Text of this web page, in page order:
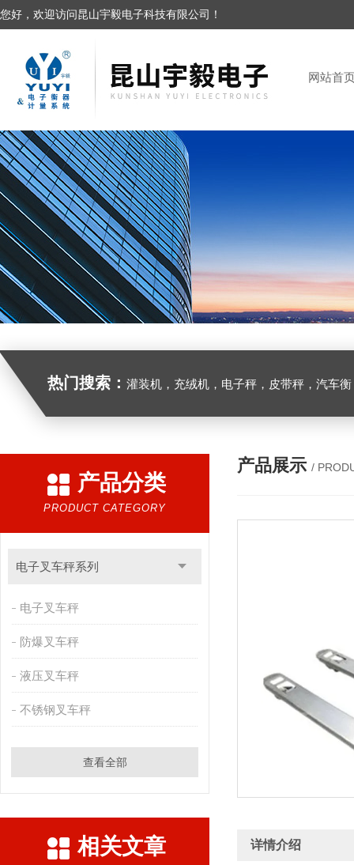
您好，欢迎访问昆山宇毅电子科技有限公司！
网站首
热门搜索： 灌装机，充绒机，电子秤，皮带秤，汽车
产品分类
PRODUCT CATEGORY
电子叉车秤系列
电子叉车秤
防爆叉车秤
液压叉车秤
不锈钢叉车秤
查看全部
相关文章
产品展示 /
详情介绍